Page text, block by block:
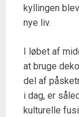
kyllingen
nye liv.
I løbet af
at bruge
del af
i dag, er
kulturelle